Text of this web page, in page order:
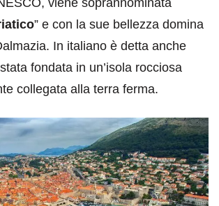
viene soprannominata
” e con la sue bellezza domina
In italiano è detta anche
fondata in un’isola rocciosa
collegata alla terra ferma.